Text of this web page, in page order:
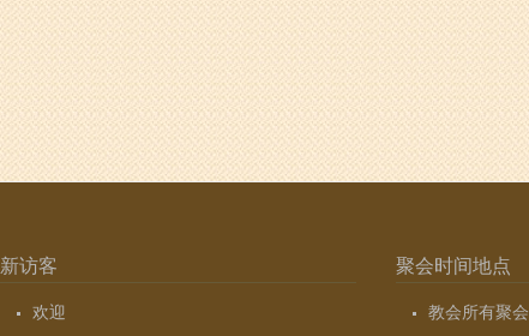
新访客
欢迎
聚会时间地点
教会所有聚会